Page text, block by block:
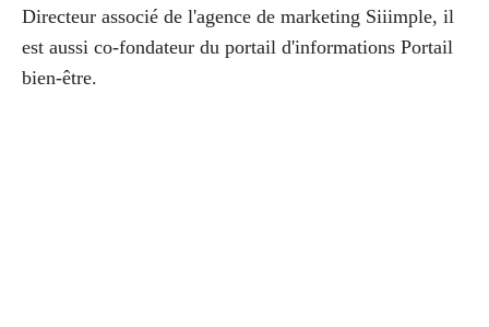
Directeur associé de l'agence de marketing Siiimple, il
est aussi co-fondateur du portail d'informations Portail
bien-être.